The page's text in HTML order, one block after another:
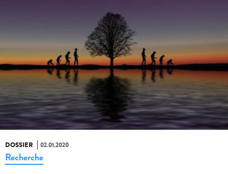
DOSSIER 02.01.2020
Recherche